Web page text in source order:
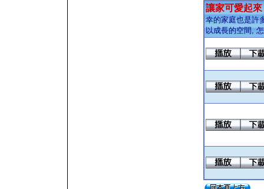
讓家可愛起來
幸的家庭也是許
以成長的空間,